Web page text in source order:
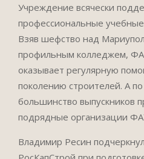
Учреждение всячески
профессиональные
Взяв шефство над
профильным колледжем,
оказывает регулярную
поколению строителей. А
большинство выпускников
подрядные организации
Владимир Ресин